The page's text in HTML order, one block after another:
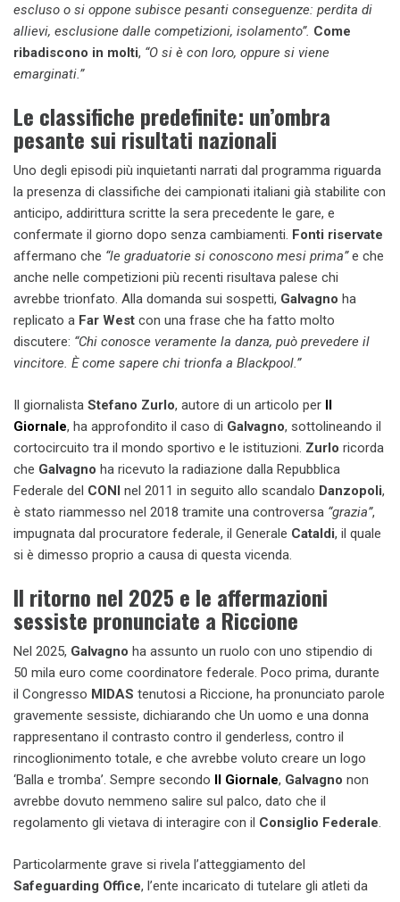
escluso o si oppone subisce pesanti conseguenze: perdita di
allievi, esclusione dalle competizioni, isolamento”. Come
ribadiscono in molti, “O si è con loro, oppure si viene
emarginati.”
Le classifiche predefinite: un’ombra
pesante sui risultati nazionali
Uno degli episodi più inquietanti narrati dal programma riguarda
la presenza di classifiche dei campionati italiani già stabilite con
anticipo, addirittura scritte la sera precedente le gare, e
confermate il giorno dopo senza cambiamenti. Fonti riservate
affermano che “le graduatorie si conoscono mesi prima”e che
anche nelle competizioni più recenti risultava palese chi
avrebbe trionfato. Alla domanda sui sospetti, Galvagno ha
replicato a Far West con una frase che ha fatto molto
discutere: “Chi conosce veramente la danza, può prevedere il
vincitore. È come sapere chi trionfa a Blackpool.”
Il giornalista Stefano Zurlo, autore di un articolo per Il
Giornale, ha approfondito il caso di Galvagno, sottolineando il
cortocircuito tra il mondo sportivo e le istituzioni. Zurlo ricorda
che Galvagno ha ricevuto la radiazione dalla Repubblica
Federale del CONI nel 2011 in seguito allo scandalo Danzopoli,
è stato riammesso nel 2018 tramite una controversa “grazia”,
impugnata dal procuratore federale, il Generale Cataldi, il quale
si è dimesso proprio a causa di questa vicenda.
Il ritorno nel 2025 e le affermazioni
sessiste pronunciate a Riccione
Nel 2025, Galvagno ha assunto un ruolo con uno stipendio di
50 mila euro come coordinatore federale. Poco prima, durante
il Congresso MIDAS tenutosi a Riccione, ha pronunciato parole
gravemente sessiste, dichiarando che Un uomo e una donna
rappresentano il contrasto contro il genderless, contro il
rincoglionimento totale, e che avrebbe voluto creare un logo
‘Balla e tromba’. Sempre secondo
Il Giornale, Galvagno non
avrebbe dovuto nemmeno salire sul palco, dato che il
regolamento gli vietava di interagire con il Consiglio Federale.
Particolarmente grave si rivela l’atteggiamento del
Safeguarding Office, l’ente incaricato di tutelare gli atleti da